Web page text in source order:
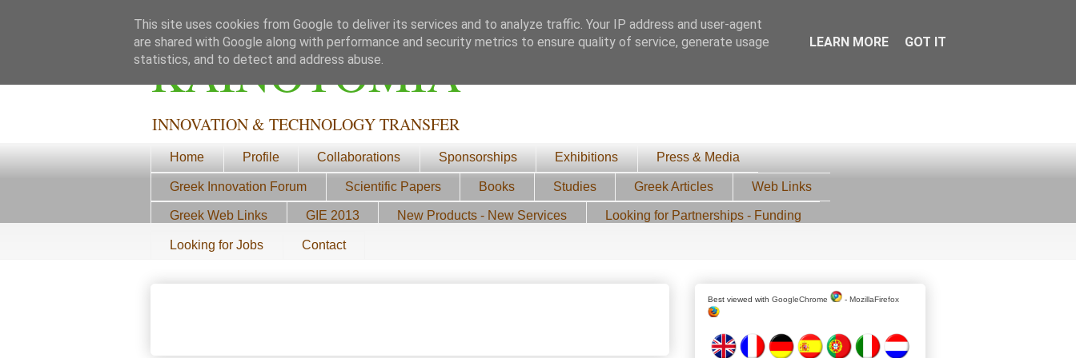
ΚΑΙΝΟΤΟΜΙΑ
INNOVATION & TECHNOLOGY TRANSFER
Home Profile Collaborations Sponsorships Exhibitions Press & Media
Greek Innovation Forum Scientific Papers Books Studies Greek Articles Web Links
Greek Web Links GIE 2013 New Products - New Services Looking for Partnerships - Funding
Looking for Jobs Contact
Best viewed with GoogleChrome - MozillaFirefox
This site uses cookies from Google to deliver its services and to analyze traffic. Your IP address and user-agent
are shared with Google along with performance and security metrics to ensure quality of service, generate usage
statistics, and to detect and address abuse.
LEARN MORE GOT IT